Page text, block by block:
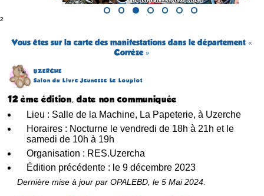
²
Vous êtes sur la carte des manifestations dans le département «
Corrèze »
UZERCHE
Salon du Livre Jeunesse Le Loupiot
12 ème édition, date non communiquée
Lieu : Salle de la Machine, La Papeterie, à Uzerche
Horaires : Nocturne le vendredi de 18h à 21h et le
samedi de 10h à 19h
Organisation : RES.Uzercha
Édition précédente : le 9 décembre 2023
Dernière mise à jour par OPALEBD, le 5 Mai 2024.